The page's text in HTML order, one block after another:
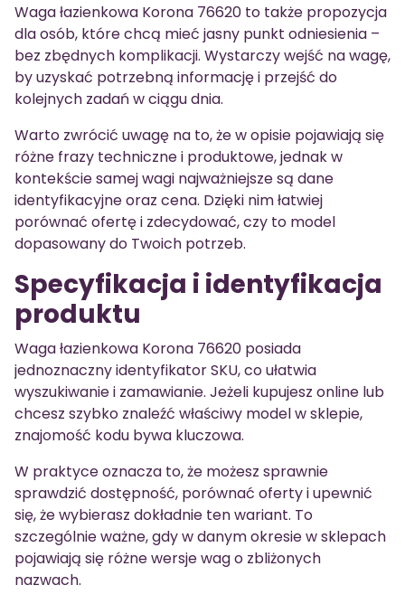
Waga łazienkowa Korona 76620 to także propozycja
dla osób, które chcą mieć jasny punkt odniesienia –
bez zbędnych komplikacji. Wystarczy wejść na wagę,
by uzyskać potrzebną informację i przejść do
kolejnych zadań w ciągu dnia.
Warto zwrócić uwagę na to, że w opisie pojawiają się
różne frazy techniczne i produktowe, jednak w
kontekście samej wagi najważniejsze są dane
identyfikacyjne oraz cena. Dzięki nim łatwiej
porównać ofertę i zdecydować, czy to model
dopasowany do Twoich potrzeb.
Specyfikacja i identyfikacja
produktu
Waga łazienkowa Korona 76620 posiada
jednoznaczny identyfikator SKU, co ułatwia
wyszukiwanie i zamawianie. Jeżeli kupujesz online lub
chcesz szybko znaleźć właściwy model w sklepie,
znajomość kodu bywa kluczowa.
W praktyce oznacza to, że możesz sprawnie
sprawdzić dostępność, porównać oferty i upewnić
się, że wybierasz dokładnie ten wariant. To
szczególnie ważne, gdy w danym okresie w sklepach
pojawiają się różne wersje wag o zbliżonych
nazwach.